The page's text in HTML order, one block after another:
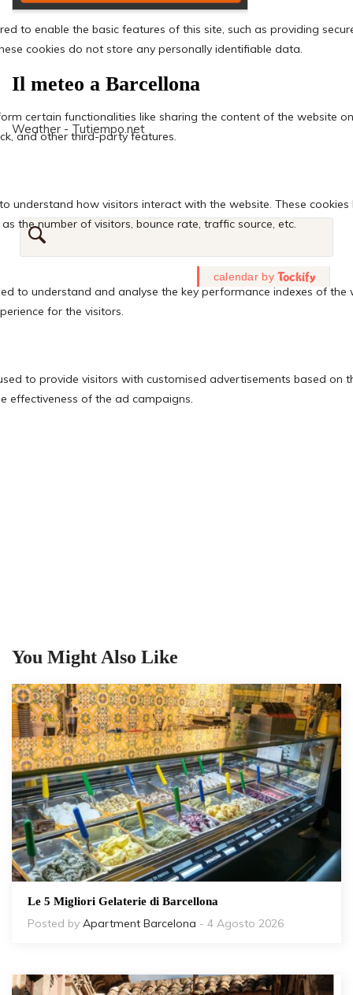
Il meteo a Barcellona
Weather - Tutiempo.net
You Might Also Like
Le 5 Migliori Gelaterie di Barcellona
Posted by Apartment Barcelona - 4 Agosto 2026